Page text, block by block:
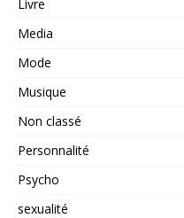
Livre
Media
Mode
Musique
Non classé
Personnalité
Psycho
sexualité